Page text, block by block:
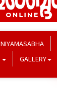
NIYAMASABHA
GALLERY